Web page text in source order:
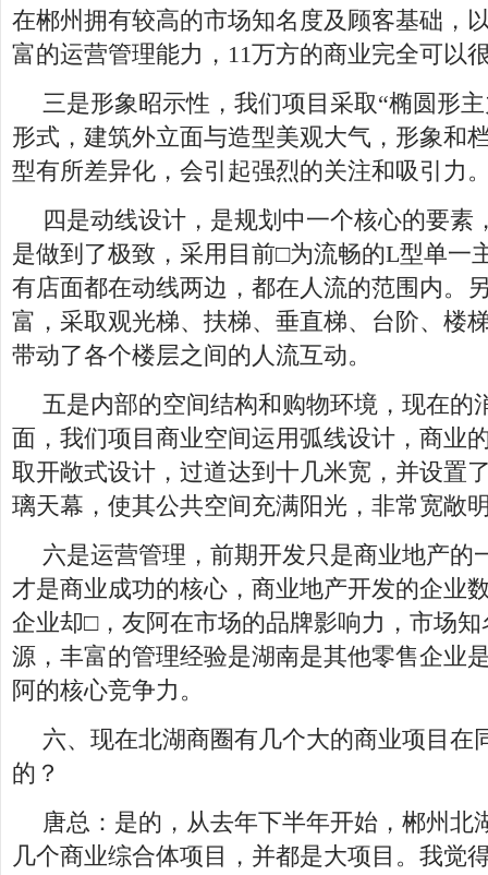
在郴州拥有较高的市场知名度及顾客基础，
富的运营管理能力，11万方的商业完全可以
三是形象昭示性，我们项目采取“椭圆形
形式，建筑外立面与造型美观大气，形象和
型有所差异化，会引起强烈的关注和吸引力
四是动线设计，是规划中一个核心的要素
是做到了极致，采用目前□为流畅的L型单一
有店面都在动线两边，都在人流的范围内。
富，采取观光梯、扶梯、垂直梯、台阶、楼
带动了各个楼层之间的人流互动。
五是内部的空间结构和购物环境，现在的
面，我们项目商业空间运用弧线设计，商业
取开敞式设计，过道达到十几米宽，并设置
璃天幕，使其公共空间充满阳光，非常宽敞
六是运营管理，前期开发只是商业地产的
才是商业成功的核心，商业地产开发的企业
企业却□，友阿在市场的品牌影响力，市场
源，丰富的管理经验是湖南是其他零售企业
阿的核心竞争力。
六、现在北湖商圈有几个大的商业项目在
的？
唐总：是的，从去年下半年开始，郴州北
几个商业综合体项目，并都是大项目。我觉